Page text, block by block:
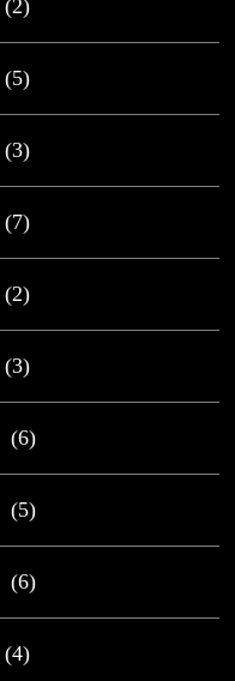
(2)
(5)
(3)
(7)
(2)
(3)
(6)
(5)
(6)
(4)